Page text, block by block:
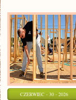
CZERWIEC - 30 - 2026